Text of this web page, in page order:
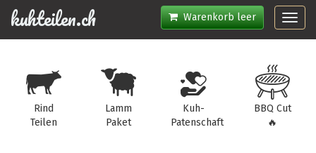
Warenkorb leer
kuhteilen.ch
Rind
Teilen
Lamm
Paket
Kuh-
Patenschaft
BBQ Cut
🔥